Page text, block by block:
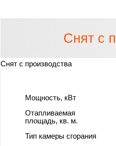
Снят с
Снят с производства
Мощность, кВт
Отапливаемая
площадь, кв. м.
Тип камеры сгорания